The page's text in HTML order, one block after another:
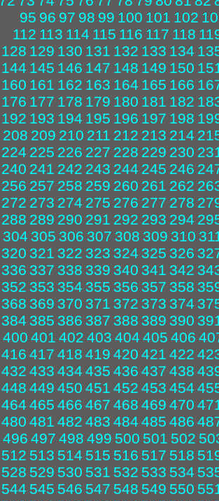
95 96 97 98 99 100 101 102
112 113 114 115 116 117 118
128 129 130 131 132 133 134
144 145 146 147 148 149 150
160 161 162 163 164 165 166
176 177 178 179 180 181 182
192 193 194 195 196 197 198
208 209 210 211 212 213 214
224 225 226 227 228 229 230
240 241 242 243 244 245 246
256 257 258 259 260 261 262
272 273 274 275 276 277 278
288 289 290 291 292 293 294
304 305 306 307 308 309 310
320 321 322 323 324 325 326
336 337 338 339 340 341 342
352 353 354 355 356 357 358
368 369 370 371 372 373 374
384 385 386 387 388 389 390
400 401 402 403 404 405 406
416 417 418 419 420 421 422
432 433 434 435 436 437 438
448 449 450 451 452 453 454
464 465 466 467 468 469 470
480 481 482 483 484 485 486
496 497 498 499 500 501 502
512 513 514 515 516 517 518
528 529 530 531 532 533 534
544 545 546 547 548 549 550